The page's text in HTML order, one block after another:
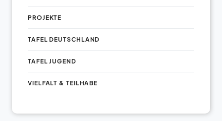
PROJEKTE
TAFEL DEUTSCHLAND
TAFEL JUGEND
VIELFALT & TEILHABE